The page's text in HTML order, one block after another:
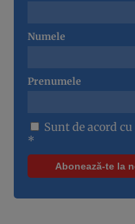
Numele
Prenumele
Sunt de acord cu
*